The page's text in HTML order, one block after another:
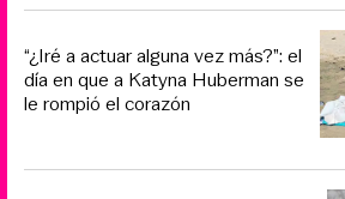
“¿Iré a actuar alguna vez más?”: el
día en que a Katyna Huberman se
le rompió el corazón